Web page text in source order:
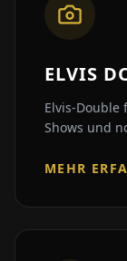
ELVIS
Elvis-Double
Shows und
MEHR